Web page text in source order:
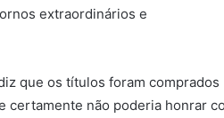
extraordinários e
que os títulos foram comprados
certamente não poderia honrar